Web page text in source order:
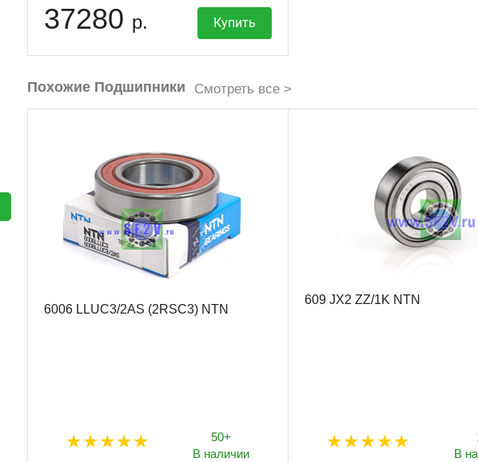
37280 р. Купить
Похожие Подшипники Смотреть все >
6006 LLUC3/2AS (2RSC3) NTN
50+
В наличии
609 JX2 ZZ/1K NTN
В